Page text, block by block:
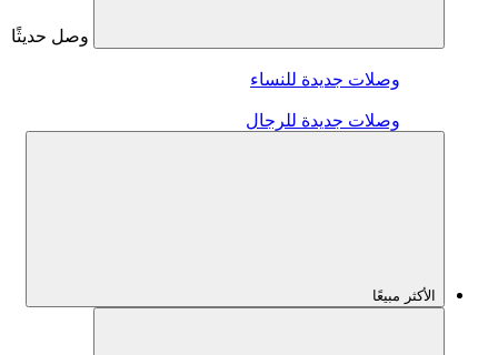
وصل حديثًا
وصلات جديدة للنساء
وصلات جديدة للرجال
الأكثر مبيعًا